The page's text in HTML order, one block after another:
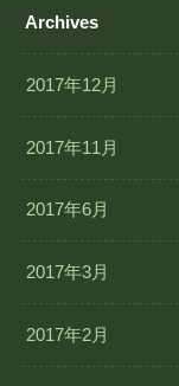
Archives
2017年12月
2017年11月
2017年6月
2017年3月
2017年2月